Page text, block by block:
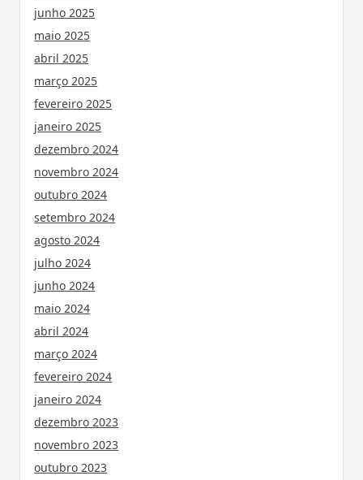
junho 2025
maio 2025
abril 2025
março 2025
fevereiro 2025
janeiro 2025
dezembro 2024
novembro 2024
outubro 2024
setembro 2024
agosto 2024
julho 2024
junho 2024
maio 2024
abril 2024
março 2024
fevereiro 2024
janeiro 2024
dezembro 2023
novembro 2023
outubro 2023